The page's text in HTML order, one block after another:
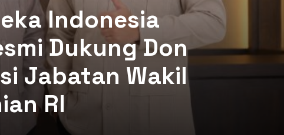
Indonesia
Dukung Don
Jabatan Wakil
RI